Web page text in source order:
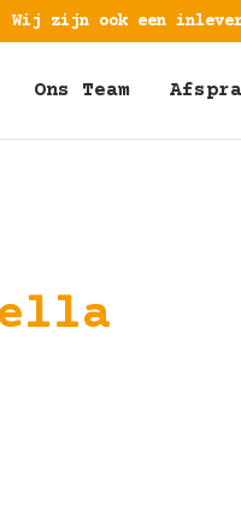
Wij zijn ook een
Ons Team